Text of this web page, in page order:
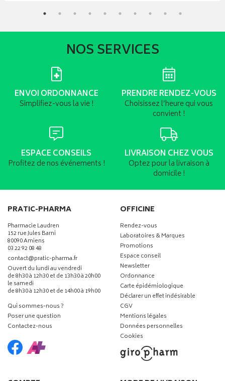
NOS SERVICES
ENVOI ORDONNANCE
Simplifiez-vous la vie !
PRENDRE RENDEZ-VOUS
Choisissez l’heure qui vous
convient !
ESPACE CONSEILS
Profitez de nos événements !
LIVRAISON CHEZ VOUS
Optez pour la livraison à
domicile !
PRATIC-PHARMA
Pharmacie Laudren
152 rue Jules Barni
80090 Amiens
03 22 92 08 48
contact-
@-
pratic-pharma.fr
Ouvert du lundi au vendredi
de 8h30 à 12h30 et de 13h30 à 20h00
le samedi
de 8h30 à 12h30 et de 14h00 à 19h00
Qui sommes-nous ?
Poser une question
Contactez-nous
OFFICINE
Rendez-vous
Laboratoires & Marques
Promotions
Espace conseil
Newsletter
Ordonnance
Carte épidémiologique
Déclarer un effet indésirable
CGV
Mentions légales
Données personnelles
Cookies